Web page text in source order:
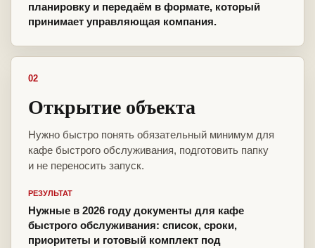
планировку и передаём в формате, который
принимает управляющая компания.
02
Открытие объекта
Нужно быстро понять обязательный минимум для
кафе быстрого обслуживания, подготовить папку
и не переносить запуск.
РЕЗУЛЬТАТ
Нужные в 2026 году документы для кафе
быстрого обслуживания: список, сроки,
приоритеты и готовый комплект под